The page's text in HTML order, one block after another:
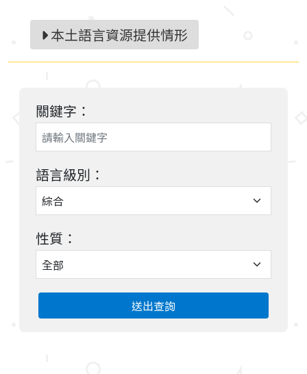
本土語言資源提供情形
關鍵字：
語言級別：
性質：
送出查詢